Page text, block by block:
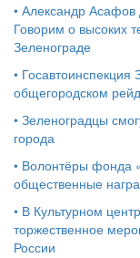
• Александр Асафов
Говорим о высоких
Зеленограде
• Госавтоинспекция
общегородском
• Зеленоградцы
города
• Волонтёры фонда
общественные
• В Культурном
торжественное
России